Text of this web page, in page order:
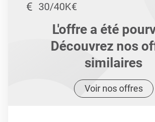
30/40K€
L'offre a été
Découvrez nos
similaires
Voir nos offres